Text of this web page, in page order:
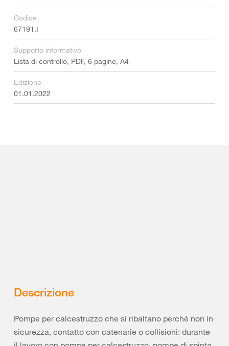
Codice
67191.I
Supporto informativo
Lista di controllo, PDF, 6 pagine, A4
Edizione
01.01.2022
Descrizione
Pompe per calcestruzzo che si ribaltano perché non in
sicurezza, contatto con catenarie o collisioni: durante